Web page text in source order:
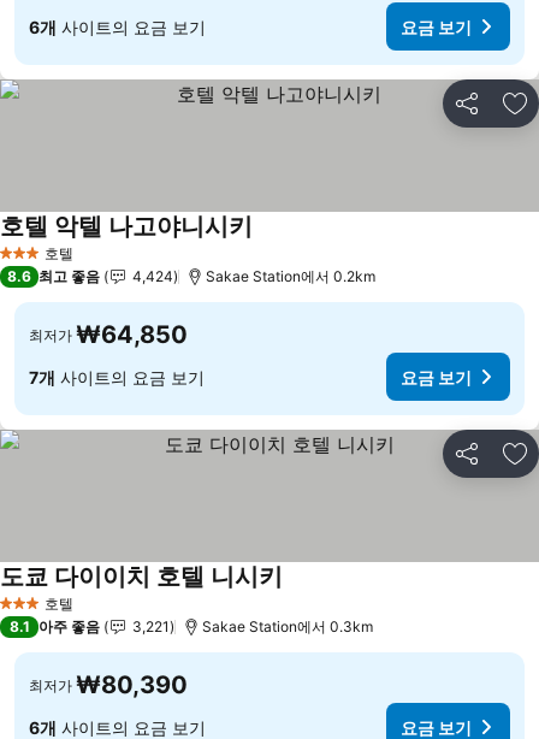
6개 사이트의 요금 보기 요금 보기
공유 즐
3 성급 호텔
호텔 악텔 나고야니시키
8.6 최고 좋음 4,424 Sakae Station에서 0.2km
최저가 ₩64,850
7개 사이트의 요금 보기 요금 보기
공유 즐
3 성급 호텔
도쿄 다이이치 호텔 니시키
8.1 아주 좋음 3,221 Sakae Station에서 0.3km
최저가 ₩80,390
6개 사이트의 요금 보기 요금 보기